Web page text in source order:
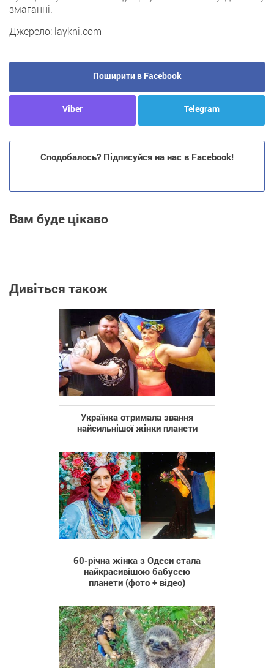
змаганні.
Джерело: laykni.com
Поширити в Facebook
Viber Telegram
Сподобалось? Підписуйся на нас в Facebook!
Вам буде цікаво
Дивіться також
Українка отримала звання
найсильнішої жінки планети
60-річна жінка з Одеси стала
найкрасивішою бабусею
планети (фото + відео)